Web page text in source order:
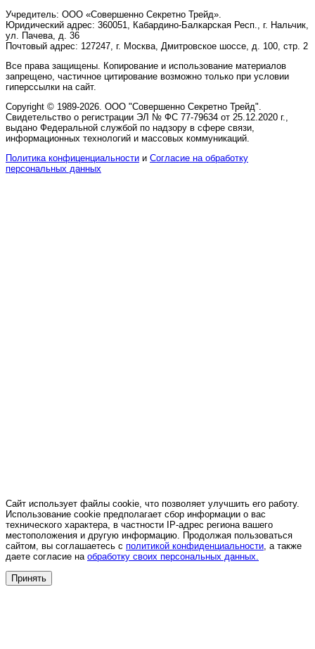
Учредитель: ООО «Совершенно Секретно Трейд».
Юридический адрес: 360051, Кабардино-Балкарская Респ., г. Нальчик,
ул. Пачева, д. 36
Почтовый адрес: 127247, г. Москва, Дмитровское шоссе, д. 100, стр. 2
Все права защищены. Копирование и использование материалов
запрещено, частичное цитирование возможно только при условии
гиперссылки на сайт.
Copyright © 1989-2026. ООО "Совершенно Секретно Трейд".
Свидетельство о регистрации ЭЛ № ФС 77-79634 от 25.12.2020 г.,
выдано Федеральной службой по надзору в сфере связи,
информационных технологий и массовых коммуникаций.
Политика конфиценциальности и Согласие на обработку
персональных данных
Сайт использует файлы cookie, что позволяет улучшить его работу.
Использование cookie предполагает сбор информации о вас
технического характера, в частности IP-адрес региона вашего
местоположения и другую информацию. Продолжая пользоваться
сайтом, вы соглашаетесь с политикой конфиденциальности , а также
даете согласие на обработку своих персональных данных.
Принять